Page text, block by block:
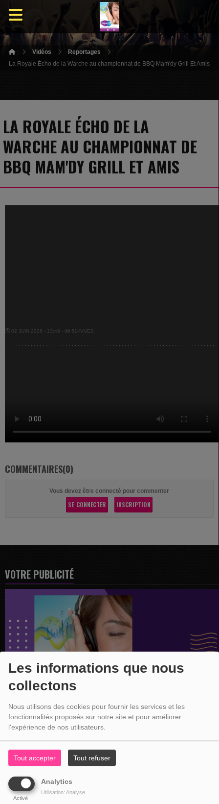
Les informations que nous
collectons
Nous utilisons des cookies pour fournir les services et les
fonctionnalités proposés sur notre site et pour améliorer
l'expérience de nos utilisateurs.
Tout accepter Tout refuser
Analytics
Activé
Utilisation: Analyse
Vidéos
Reportages
La Royale Écho de la Warche au championnat de BBQ Mam'dy Grill Et Amis
LA ROYALE ÉCHO DE LA
WARCHE AU CHAMPIONNAT DE
BBQ MAM'DY GRILL ET AMIS
02 JUIN 2026 - 13:49 - 514VUES
PARTAGEZ !
COMMENTAIRES(0)
Vous devez être connecté pour commenter
SE CONNECTER INSCRIPTION
VOTRE PUBLICITÉ